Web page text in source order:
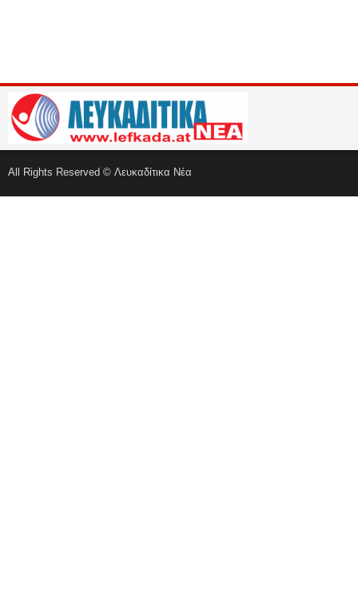
All Rights Reserved © Λευκαδίτικα Νέα